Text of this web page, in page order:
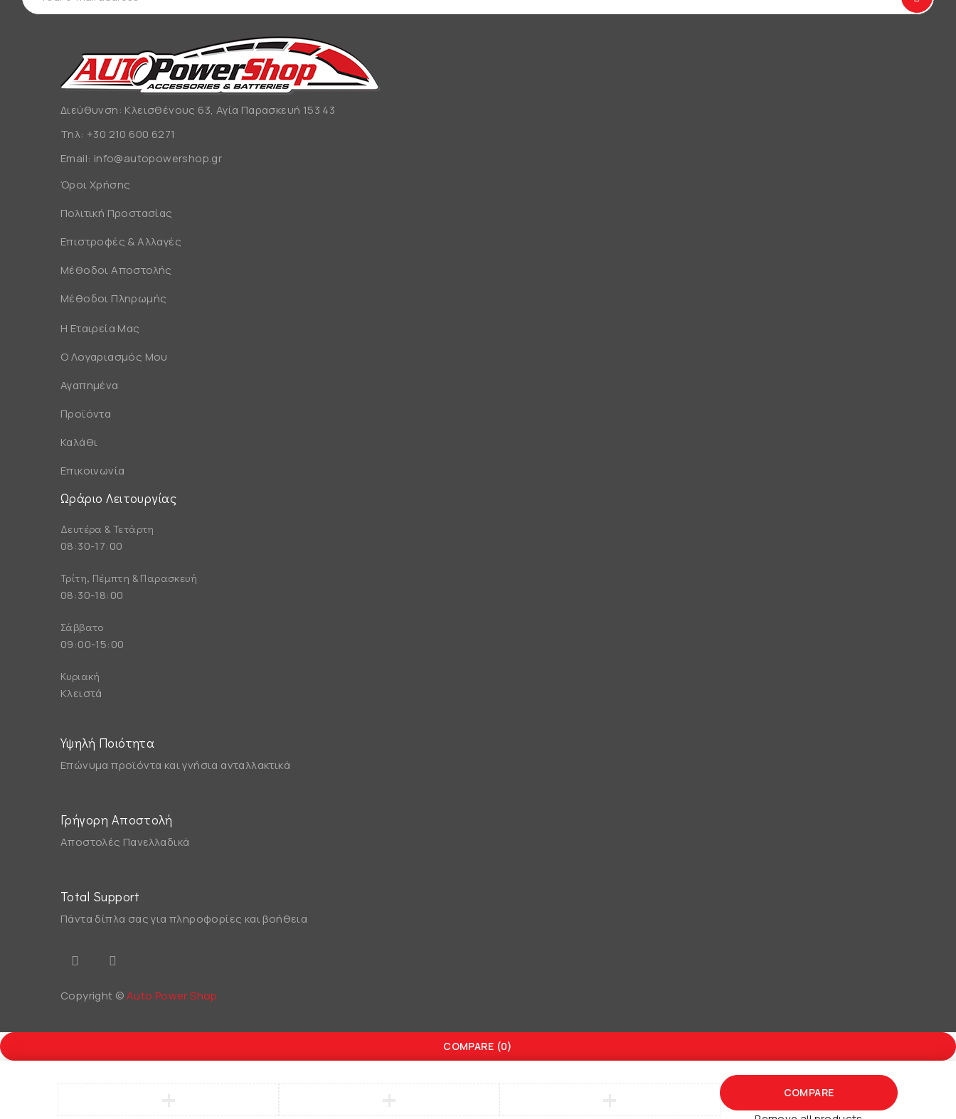
Διεύθυνση: Κλεισθένους 63, Αγία Παρασκευή 153 43
Τηλ: +30 210 600 6271
Email: info@autopowershop.gr
Όροι Χρήσης
Πολιτική Προστασίας
Επιστροφές & Αλλαγές
Μέθοδοι Αποστολής
Μέθοδοι Πληρωμής
Η Εταιρεία Μας
Ο Λογαριασμός Μου
Αγαπημένα
Προϊόντα
Καλάθι
Επικοινωνία
Ωράριο Λειτουργίας
Δευτέρα & Τετάρτη
08:30-17:00
Τρίτη, Πέμπτη & Παρασκευή
08:30-18:00
Σάββατο
09:00-15:00
Κυριακή
Κλειστά
Υψηλή Ποιότητα
Επώνυμα προϊόντα και γνήσια ανταλλακτικά
Γρήγορη Αποστολή
Αποστολές Πανελλαδικά
Total Support
Πάντα δίπλα σας για πληροφορίες και βοήθεια
Copyright ©Auto Power Shop
COMPARE (0)
COMPARE